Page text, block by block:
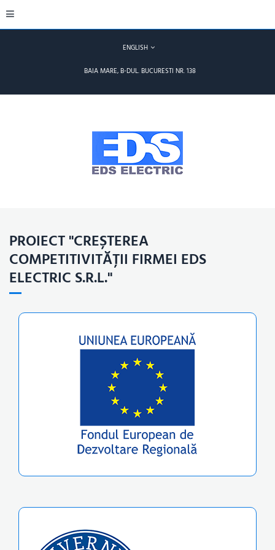
ENGLISH
BAIA MARE, B-DUL. BUCURESTI NR. 138
PROIECT "CREȘTEREA
COMPETITIVITĂȚII FIRMEI EDS
ELECTRIC S.R.L."